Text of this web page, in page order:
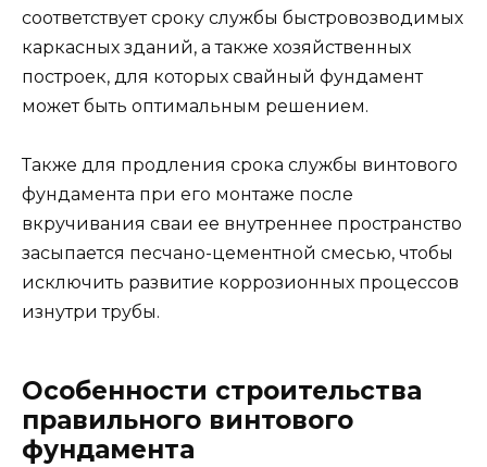
соответствует сроку службы быстровозводимых
каркасных зданий, а также хозяйственных
построек, для которых свайный фундамент
может быть оптимальным решением.
Также для продления срока службы винтового
фундамента при его монтаже после
вкручивания сваи ее внутреннее пространство
засыпается песчано-цементной смесью, чтобы
исключить развитие коррозионных процессов
изнутри трубы.
Особенности строительства
правильного винтового
фундамента